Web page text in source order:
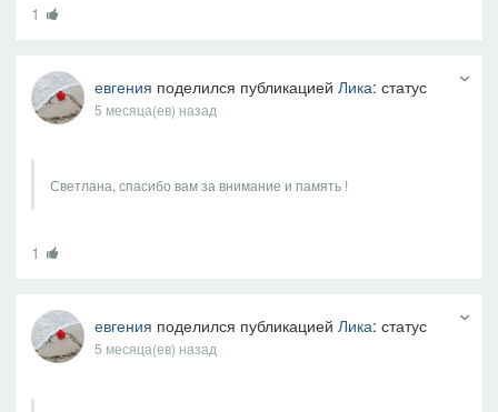
1
евгения поделился публикацией Лика: статус
5 месяца(ев) назад
Светлана, спасибо вам за внимание и память !
1
евгения поделился публикацией Лика: статус
5 месяца(ев) назад